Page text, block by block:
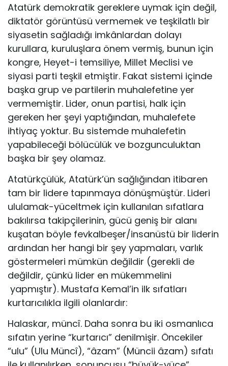
Atatürk demokratik gereklere uymak için değil,
diktatör görüntüsü vermemek ve teşkilatlı bir
siyasetin sağladığı imkânlardan dolayı
kurullara, kuruluşlara önem vermiş, bunun için
kongre, Heyet-i temsiliye, Millet Meclisi ve
siyasi parti teşkil etmiştir. Fakat sistemi içinde
başka grup ve partilerin muhalefetine yer
vermemiştir. Lider, onun partisi, halk için
gereken her şeyi yaptığından, muhalefete
ihtiyaç yoktur. Bu sistemde muhalefetin
yapabileceği bölücülük ve bozgunculuktan
başka bir şey olamaz.
Atatürkçülük, Atatürk’ün sağlığından itibaren
tam bir lidere tapınmaya dönüşmüştür. Lideri
ululamak-yüceltmek için kullanılan sıfatlara
bakılırsa takipçilerinin, gücü geniş bir alanı
kuşatan böyle fevkalbeşer/insanüstü bir liderin
ardından her hangi bir şey yapmaları, varlık
göstermeleri mümkün değildir (gerekli de
değildir, çünkü lider en mükemmelini
yapmıştır). Mustafa Kemal’in ilk sıfatları
kurtarıcılıkla ilgili olanlardır:
Halaskar, müncî. Daha sonra bu iki osmanlıca
sıfatın yerine “kurtarıcı” denilmişir. Öncekiler
“ulu” (Ulu Müncî), “âzam” (Müncii âzam) sıfatı